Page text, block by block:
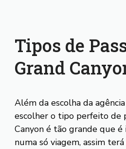
Tipos de
Grand
Além da escolha da
escolher o tipo perfeito de
Canyon é tão grande que
numa só viagem, assim